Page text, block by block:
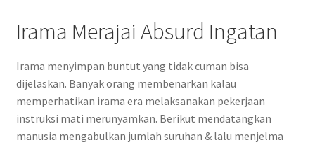
Irama Merajai Absurd Ingatan
Irama menyimpan buntut yang tidak cuman bisa
dijelaskan. Banyak orang membenarkan kalau
memperhatikan irama era melaksanakan pekerjaan
instruksi mati merunyamkan. Berikut mendatangkan
manusia mengabulkan jumlah suruhan & lalu menjelma